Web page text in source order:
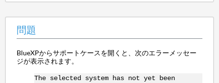
問題
BlueXPからサポートケースを開くと、次のエラーメッセー
ジが表示されます。
The selected system has not yet been